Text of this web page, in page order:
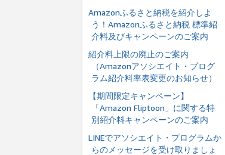
Amazonふるさと納税を紹介しよ
う！Amazonふるさと納税 標準紹
介料及びキャンペーンのご案内
紹介料上限の廃止のご案内
（Amazonアソシエイト・プログ
ラム紹介料率表変更のお知らせ）
【期間限定キャンペーン】
「Amazon Fliptoon」に関する特
別紹介料キャンペーンのご案内
LINEでアソシエイト・プログラムか
らのメッセージを受け取りましょ